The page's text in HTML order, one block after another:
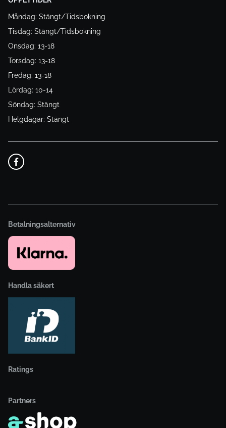
Måndag: Stängt/Tidsbokning
Tisdag: Stängt/Tidsbokning
Onsdag: 13-18
Torsdag: 13-18
Fredag: 13-18
Lördag: 10-14
Söndag: Stängt
Helgdagar: Stängt
Betalningsalternativ
Handla säkert
Ratings
Partners